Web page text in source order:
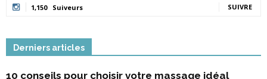
1,150 Suiveurs SUIVRE
Derniers articles
10 conseils pour choisir votre massage idéal